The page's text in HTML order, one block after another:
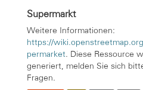
Supermarkt
Weitere Informationen:
https://
permarket. Diese Ressource
generiert, melden Sie sich
Fragen.